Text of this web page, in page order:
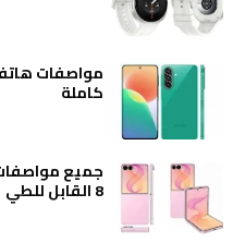
كاملة
8 القابل للطي